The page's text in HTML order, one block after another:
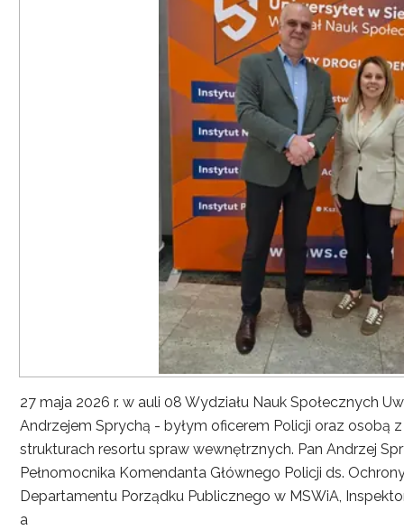
27 maja 2026 r. w auli 08 Wydziału Nauk Społecznych
Andrzejem Sprychą - byłym oficerem Policji oraz osobą
strukturach resortu spraw wewnętrznych. Pan Andrzej
Pełnomocnika Komendanta Głównego Policji ds.
Departamentu Porządku Publicznego w MSWiA,
a